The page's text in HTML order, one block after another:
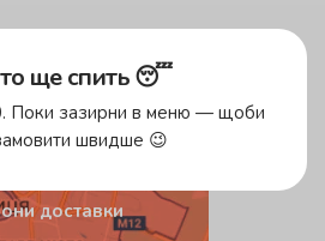
1500 грн
доставки
ще спить 😴
Поки зазирни в меню — щоби
швидше 😉